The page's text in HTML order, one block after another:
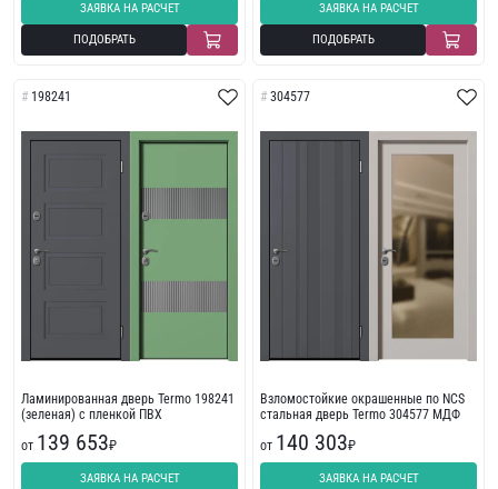
ЗАЯВКА НА РАСЧЕТ
ПОДОБРАТЬ
ЗАЯВКА НА РАСЧЕТ
ПОДОБРАТЬ
198241
Ламинированная дверь Termo 198241
(зеленая) с пленкой ПВХ
от 139 653₽
ЗАЯВКА НА РАСЧЕТ
304577
Взломостойкие окрашенные по NCS
стальная дверь Termo 304577 МДФ
от 140 303₽
ЗАЯВКА НА РАСЧЕТ